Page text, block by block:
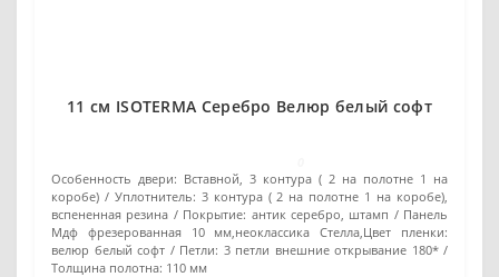
11 см ISOTERMA Серебро Велюр белый софт
Особенность двери: Вставной, 3 контура ( 2 на полотне 1 на
коробе)
Уплотнитель: 3 контура ( 2 на полотне 1 на коробе),
вспененная резина
Покрытие: антик серебро, штамп / Панель
Мдф фрезерованная 10 мм,неоклассика Стелла,Цвет пленки:
велюр белый софт
Петли: 3 петли внешние открывание 180*
Толщина полотна: 110 мм